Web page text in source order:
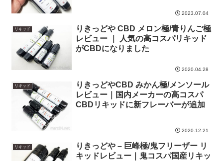
2023.07.04
リキッド
りきっどや CBD メロン極/青りんご極
レビュー ｜ 人気の高コスパリキッド
がCBDになりました
2020.04.28
リキッド
りきっどやCBD みかん極/メンソール
レビュー｜国内メーカーの高コスパ
CBDリキッドに新フレーバーが追加
2020.12.21
リキッド
りきっどや – 巨峰極/鬼フリーザー リ
キッドレビュー｜鬼コスパ国産リキッ